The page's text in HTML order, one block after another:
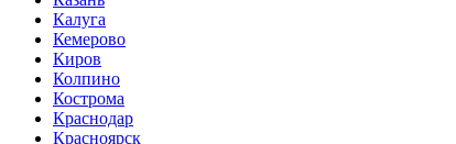
Калуга
Кемерово
Киров
Колпино
Кострома
Краснодар
Красноярск